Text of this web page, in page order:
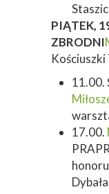
PIĄTEK,
ZBRODNI
Kościuszki
11.00.
17.00.